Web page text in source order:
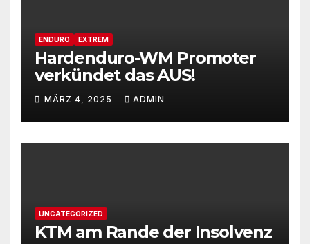
ENDURO EXTREM
Hardenduro-WM Promoter
verkündet das AUS!
MÄRZ 4, 2025 ADMIN
UNCATEGORIZED
KTM am Rande der Insolvenz